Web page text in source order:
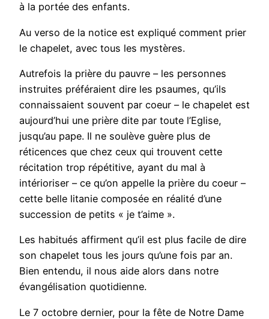
à la portée des enfants.
Au verso de la notice est expliqué comment prier
le chapelet, avec tous les mystères.
Autrefois la prière du pauvre – les personnes
instruites préféraient dire les psaumes, qu’ils
connaissaient souvent par coeur – le chapelet est
aujourd’hui une prière dite par toute l’Eglise,
jusqu’au pape. Il ne soulève guère plus de
réticences que chez ceux qui trouvent cette
récitation trop répétitive, ayant du mal à
intérioriser – ce qu’on appelle la prière du coeur –
cette belle litanie composée en réalité d’une
succession de petits « je t’aime ».
Les habitués affirment qu’il est plus facile de dire
son chapelet tous les jours qu’une fois par an.
Bien entendu, il nous aide alors dans notre
évangélisation quotidienne.
Le 7 octobre dernier, pour la fête de Notre Dame